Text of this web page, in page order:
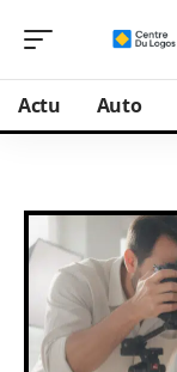
Actu Auto